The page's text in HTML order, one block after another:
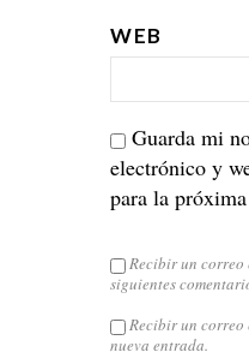
WEB
Guarda mi
electrónico y
para la
Recibir un
siguientes
Recibir un
nueva entrada.